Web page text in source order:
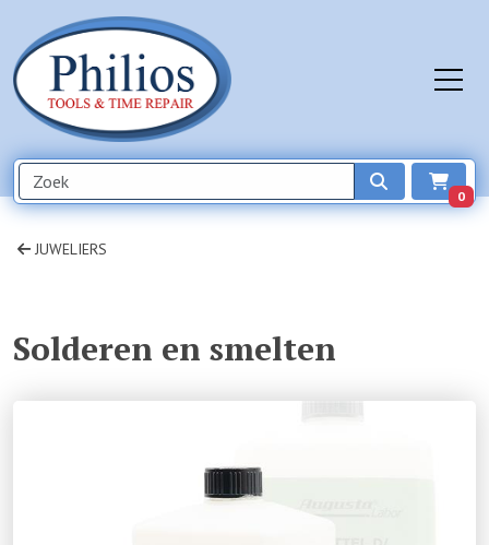
0
JUWELIERS
Solderen en smelten